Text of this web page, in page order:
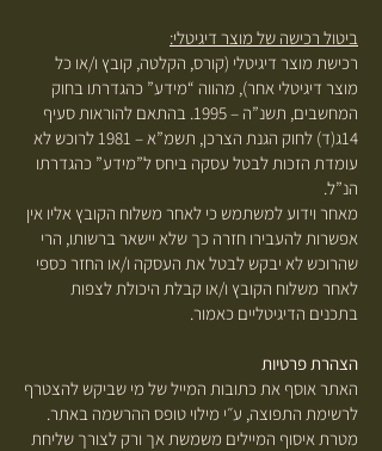
ביטול רכישה של מוצר דיגיטלי:
רכישת מוצר דיגיטלי (קורס, הקלטה, קובץ ו/או כל
מוצר דיגיטלי אחר), מהווה “מידע” כהגדרתו בחוק
המחשבים, תשנ”ה – 1995. בהתאם להוראות סעיף
14ג(ד) לחוק הגנת הצרכן, תשמ”א – 1981 לרוכש לא
עומדת הזכות לבטל עסקה ביחס ל”מידע” כהגדרתו
הנ”ל.
מאחר וידוע למשתמש כי לאחר משלוח הקובץ אליו אין
אפשרות להעבירו חזרה כך שלא יישאר ברשותו, הרי
שהרוכש לא יבקש לבטל את העסקה ו/או החזר כספי
לאחר משלוח הקובץ ו/או קבלת היכולת לצפות
בתכנים הדיגיטליים כאמור.
הצהרת פרטיות
האתר אוסף את כתובות המייל של מי שביקש להצטרף
לרשימת התפוצה, ע״י מילוי טופס ההרשמה באתר.
מטרת איסוף המיילים משמשת אך ורק לצורך שליחת